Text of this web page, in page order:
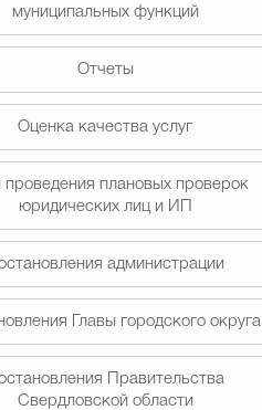
муниципальных функций
Отчеты
Оценка качества услуг
проведения плановых проверок
юридических лиц и ИП
администрации
Главы городского округа
Правительства
Свердловской области